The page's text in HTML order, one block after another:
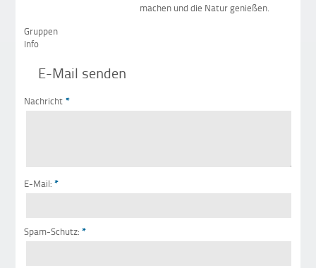
machen und die Natur genießen.
Gruppen
Info
E-Mail senden
Nachricht *
E-Mail: *
Spam-Schutz: *